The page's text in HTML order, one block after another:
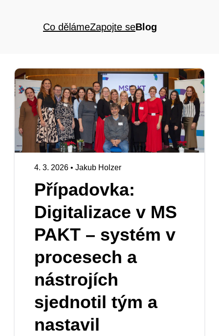
Co dělámeZapojte seBlog
4. 3. 2026 • Jakub Holzer
Případovka:
Digitalizace v MS
PAKT – systém v
procesech a
nástrojích
sjednotil tým a
nastavil